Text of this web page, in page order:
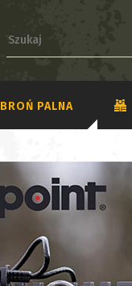
BROŃ PALNA